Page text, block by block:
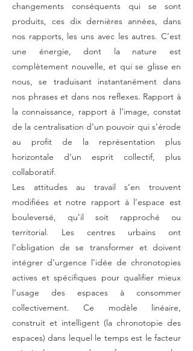
changements conséquents qui se sont
produits, ces dix dernières années, dans
nos rapports, les uns avec les autres. C’est
une énergie, dont la nature est
complètement nouvelle, et qui se glisse en
nous, se traduisant instantanément dans
nos phrases et dans nos reflexes. Rapport à
la connaissance, rapport à l’image, constat
de la centralisation d’un pouvoir qui s’érode
au profit de la représentation plus
horizontale d’un esprit collectif, plus
collaboratif.
Les attitudes au travail s’en trouvent
modifiées et notre rapport à l’espace est
bouleversé, qu’il soit rapproché ou
territorial. Les centres urbains ont
l’obligation de se transformer et doivent
intégrer d’urgence l’idée de chronotopies
actives et spécifiques pour qualifier mieux
l’usage des espaces à consommer
collectivement. Ce modèle linéaire,
construit et intelligent (la chronotopie des
espaces) dans lequel le temps est le facteur